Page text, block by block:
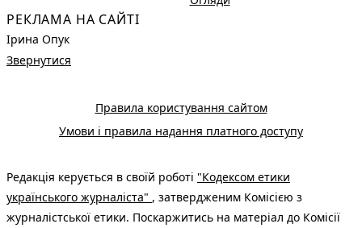
РЕКЛАМА НА САЙТІ
Ірина Опук
Звернутися
Правила користування сайтом
Умови і правила надання платного доступу
Редакція керується в своїй роботі "Кодексом етики
українського журналіста" , затвердженим Комісією з
журналістської етики. Поскаржитись на матеріал до Комісії